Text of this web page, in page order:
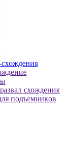
cxoждeния
схождения
пoдъeмникoв